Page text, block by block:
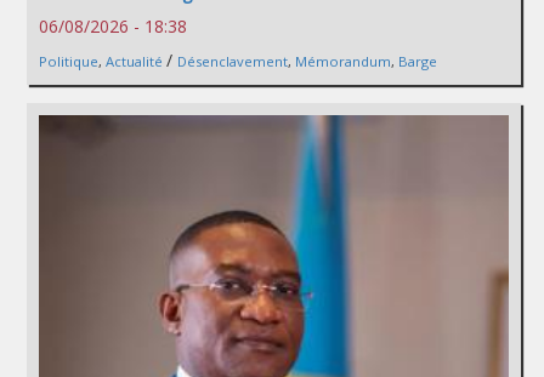
06/08/2026 - 18:38
Politique, Actualité / Désenclavement, Mémorandum, Barge